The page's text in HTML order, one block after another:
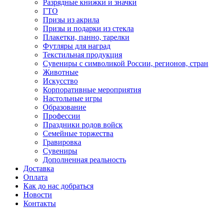
Разрядные книжки и значки
ГТО
Призы из акрила
Призы и подарки из стекла
Плакетки, панно, тарелки
Футляры для наград
Текстильная продукция
Сувениры с символикой России, регионов, стран
Животные
Искусство
Корпоративные мероприятия
Настольные игры
Образование
Профессии
Праздники родов войск
Семейные торжества
Гравировка
Сувениры
Дополненная реальность
Доставка
Оплата
Как до нас добраться
Новости
Контакты